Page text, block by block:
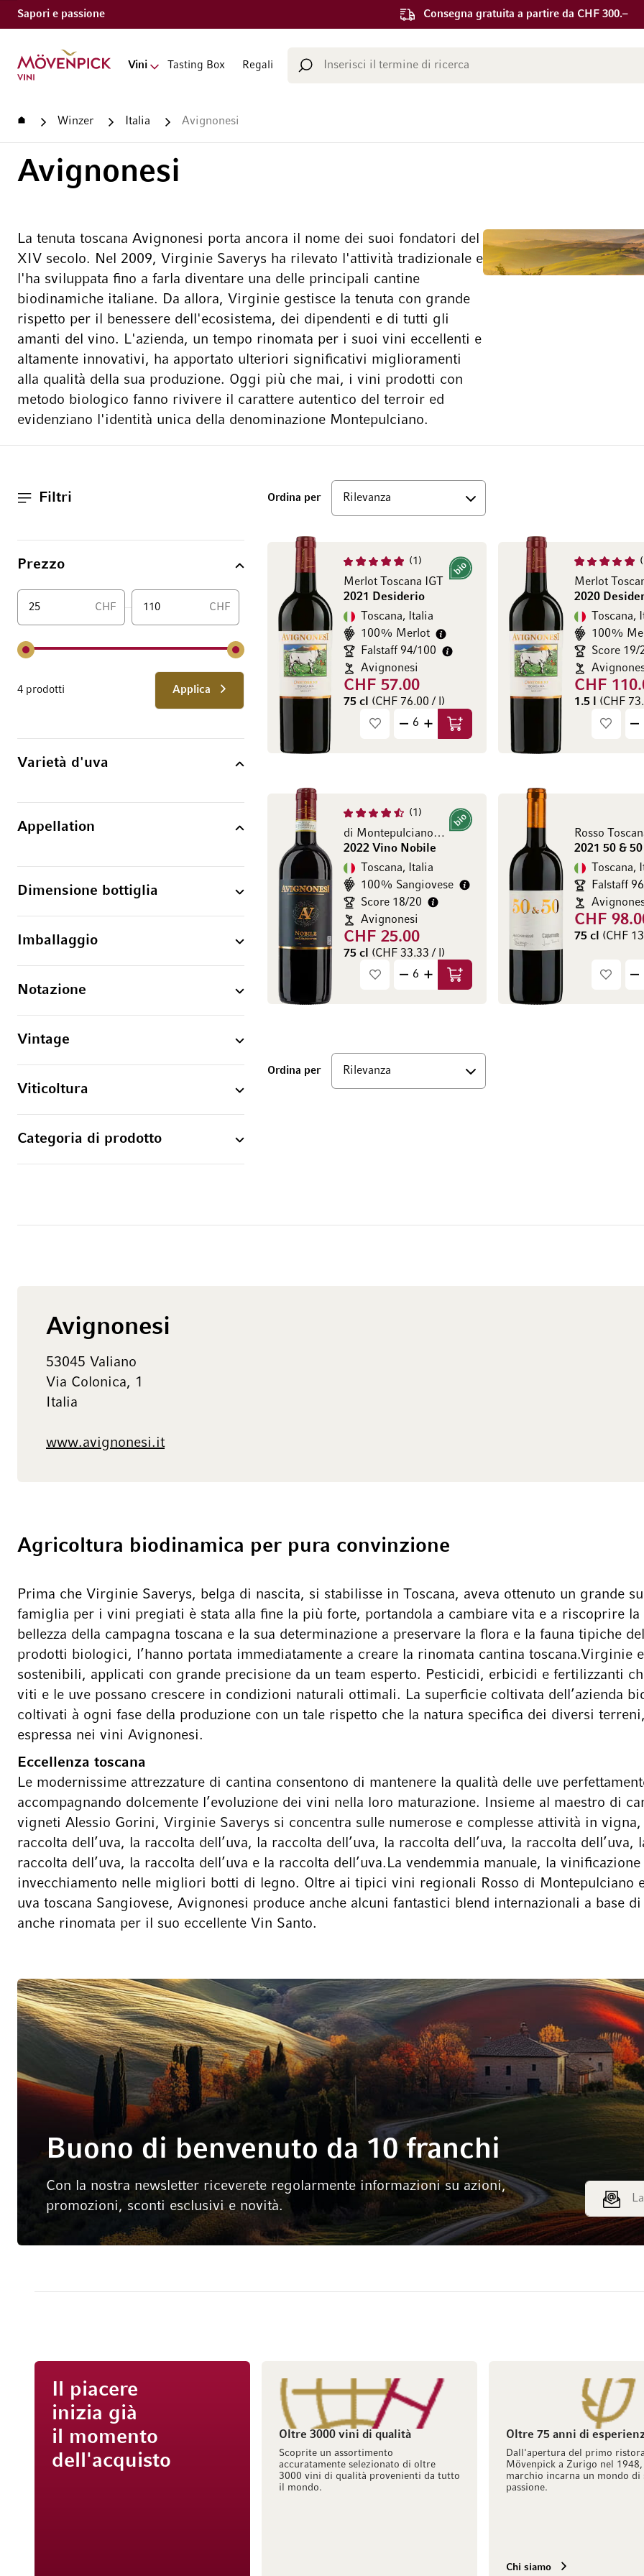
Sapori e passione Consegna gratuita a partire da CHF 300.–
Vai alla Home Page
Vini Tasting Box Regali
Cerca
Home Winzer Italia Avignonesi
Avignonesi
La tenuta toscana Avignonesi porta ancora il nome dei suoi fondatori del
XIV secolo. Nel 2009, Virginie Saverys ha rilevato l'attività tradizionale e
l'ha sviluppata fino a farla diventare una delle principali cantine
biodinamiche italiane. Da allora, Virginie gestisce la tenuta con grande
rispetto per il benessere dell'ecosistema, dei dipendenti e di tutti gli
amanti del vino. L'azienda, un tempo rinomata per i suoi vini eccellenti e
altamente innovativi, ha apportato ulteriori significativi miglioramenti
alla qualità della sua produzione. Oggi più che mai, i vini prodotti con
metodo biologico fanno rivivere il carattere autentico del terroir ed
evidenziano l'identità unica della denominazione Montepulciano.
Filtri
Prezzo
Da
CHF CHF
4 prodotti Applica
Varietà d'uva
Appellation
Dimensione bottiglia
Imballaggio
Notazione
Vintage
Viticoltura
Categoria di prodotto
Ordina perSuperiore
1
Merlot Toscana IGT
2021 Desiderio
Bio
Toscana, Italia
100% Merlot
Falstaff 94/100
Avignonesi
CHF 57.00
75 cl (CHF 76.00 / l)
Aggiungi al Carrello
Merlot
2020
Toscana,
100%
Score 19/
CHF
1.5 l (CHF
1
di Montepulciano DOCG
2022 Vino Nobile
Bio
Toscana, Italia
100% Sangiovese
Score 18/20
Avignonesi
CHF 25.00
75 cl (CHF 33.33 / l)
Aggiungi al Carrello
Rosso
2021 50 & 50
Toscana,
Falstaff
CHF
75 cl (CHF
Ordina perBasso
Avignonesi
53045 Valiano
Via Colonica, 1
Italia
www.avignonesi.it
Agricoltura biodinamica per pura convinzione
Prima che Virginie Saverys, belga di nascita, si stabilisse in Toscana, aveva ottenuto un grande
famiglia per i vini pregiati è stata alla fine la più forte, portandola a cambiare vita e a riscoprire la
bellezza della campagna toscana e la sua determinazione a preservare la flora e la fauna tipiche
prodotti biologici, l’hanno portata immediatamente a creare la rinomata cantina
sostenibili, applicati con grande precisione da un team esperto. Pesticidi, erbicidi e fertilizzanti
viti e le uve possano crescere in condizioni naturali ottimali. La superficie coltivata dell’azienda
coltivati à ogni fase della produzione con un tale rispetto che la natura specifica dei diversi
espressa nei vini Avignonesi.
Eccellenza toscana
Le modernissime attrezzature di cantina consentono di mantenere la qualità delle uve
accompagnando dolcemente l’evoluzione dei vini nella loro maturazione. Insieme al maestro di
vigneti Alessio Gorini, Virginie Saverys si concentra sulle numerose e complesse attività in
raccolta dell’uva, la raccolta dell’uva, la raccolta dell’uva, la raccolta dell’uva, la raccolta dell’uva,
raccolta dell’uva, la raccolta dell’uva e la raccolta dell’uva.La vendemmia manuale, la
invecchiamento nelle migliori botti di legno. Oltre ai tipici vini regionali Rosso di Montepulciano
uva toscana Sangiovese, Avignonesi produce anche alcuni fantastici blend internazionali a base
anche rinomata per il suo eccellente Vin Santo.
Buono di benvenuto da 10 franchi
Con la nostra newsletter riceverete regolarmente informazioni su azioni,
promozioni, sconti esclusivi e novità.
Indirizzo
Il piacere
inizia già
il momento
dell'acquisto
Oltre 3000 vini di qualità
Scoprite un assortimento
accuratamente selezionato di oltre
3000 vini di qualità provenienti da tutto
il mondo.
Oltre 75 anni di
Dall'apertura del primo
Mövenpick a Zurigo nel 1948,
marchio incarna un mondo di
passione.
Chi siamo